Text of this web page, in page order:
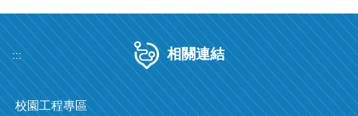
相關連結
:::
校園工程專區